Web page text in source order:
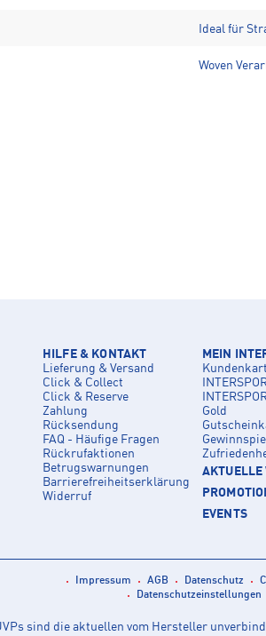
Ideal für
Woven
HILFE & KONTAKT
Lieferung & Versand
Click & Collect
Click & Reserve
Zahlung
Rücksendung
FAQ - Häufige Fragen
Rückrufaktionen
Betrugswarnungen
Barrierefreiheitserklärung
Widerruf
MEIN
Gold
AKTUELLE
EVENTS
Impressum AGB Datenschutz
Datenschutzeinstellungen
sind die aktuellen vom Hersteller